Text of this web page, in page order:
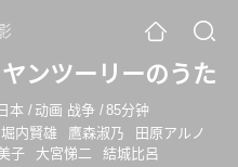
ンツーリーのうた
日本 / 动画 战争 /85分钟
堀内賢雄 鷹森淑乃
田原アルノ
子
大宮悌二
結城比呂